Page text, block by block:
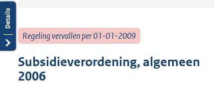
Regeling vervallen per 01-01-2009
Subsidieverordening, algemeen
2006